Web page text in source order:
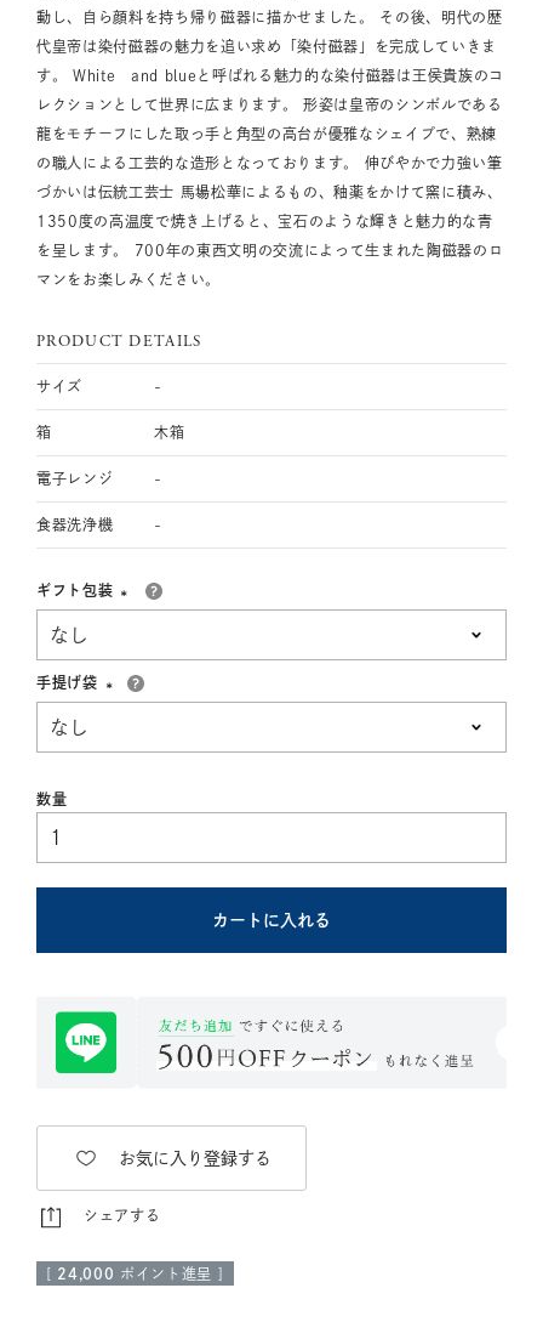
動し、自ら顔料を持ち帰り磁器に描かせました。 その後、明代の歴
代皇帝は染付磁器の魅力を追い求め「染付磁器」を完成していきま
す。 White and blueと呼ばれる魅力的な染付磁器は王侯貴族のコ
レクションとして世界に広まります。 形姿は皇帝のシンボルである
龍をモチーフにした取っ手と角型の高台が優雅なシェイプで、熟練
の職人による工芸的な造形となっております。 伸びやかで力強い筆
づかいは伝統工芸士 馬場松華によるもの、釉薬をかけて窯に積み、
1350度の高温度で焼き上げると、宝石のような輝きと魅力的な青
を呈します。 700年の東西文明の交流によって生まれた陶磁器のロ
マンをお楽しみください。
PRODUCT DETAILS
サイズ -
箱 木箱
電子レンジ -
食器洗浄機 -
ギフト包装
手提げ袋
カートに入れる
お気に入り登録する
シェアする
[ 24,000 ポイント進呈 ]